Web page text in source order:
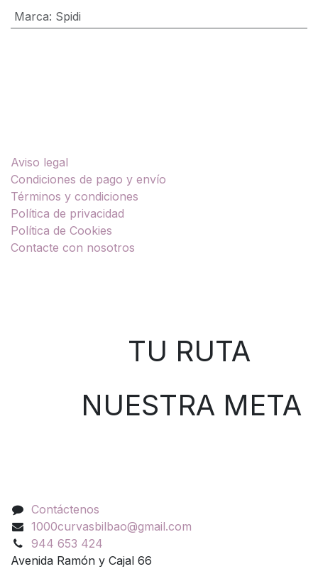
Marca: Spidi
Aviso legal
Condiciones de pago y envío
Términos y condiciones
Política de privacidad
Política de Cookies
Contacte con nosotros
TU RUTA
NUESTRA META
Contáctenos
1000curvasbilbao@gmail.com
944 653 424
Avenida Ramón y Cajal 66